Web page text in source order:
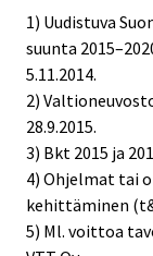
1) Uudistuva
suunta
5.11.2014.
2)
28.9.2015.
3) Bkt 2015 ja
4) Ohjelmat tai
kehittäminen
5) Ml. voittoa